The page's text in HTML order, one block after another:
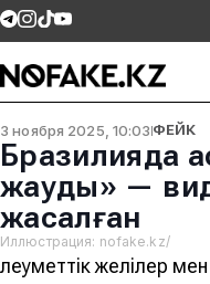
3 ноября 2025, 10:03ФЕЙК
Бразилияда
жауды» —
жасалған
Иллюстрация: nofake.kz/
Әлеуметтік желілер